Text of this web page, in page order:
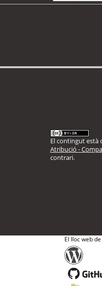
El contingut està
Atribució -
contrari.
El lloc web